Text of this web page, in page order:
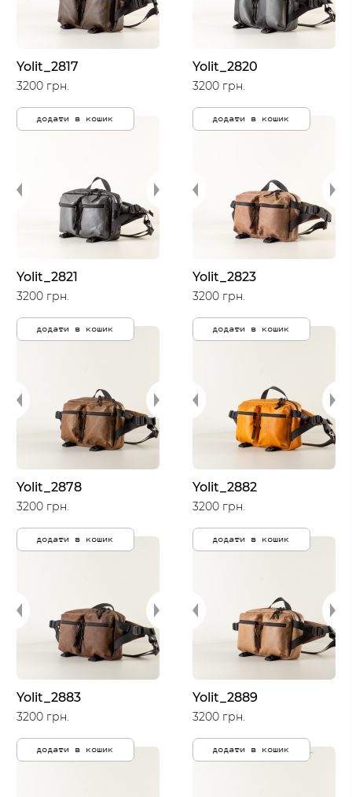
Yolit_2817
3200 грн.
додати в кошик
Yolit_2820
3200 грн.
додати в кошик
Yolit_2821
3200 грн.
додати в кошик
Yolit_2823
3200 грн.
додати в кошик
Yolit_2878
3200 грн.
додати в кошик
Yolit_2882
3200 грн.
додати в кошик
Yolit_2883
3200 грн.
додати в кошик
Yolit_2889
3200 грн.
додати в кошик